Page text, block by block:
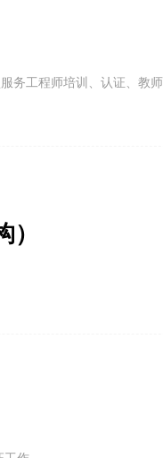
工程师培训、认证、教